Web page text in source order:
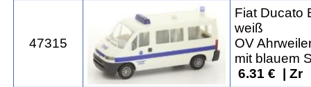
47315
Fiat Ducato
weiß
OV
mit blauem
6.31 € | Zr